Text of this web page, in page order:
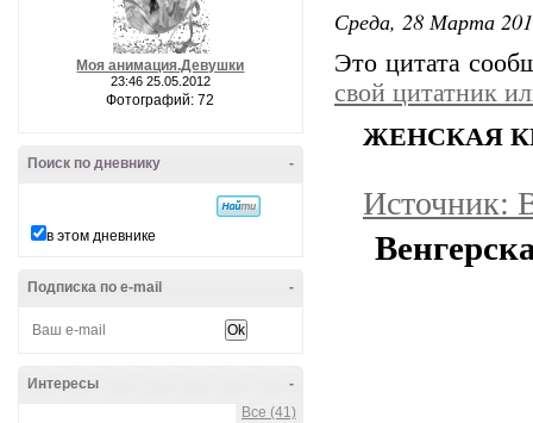
Моя анимация.Девушки
23:46 25.05.2012
Фотографий: 72
-
Поиск по дневнику
в этом дневнике
-
Подписка по e-mail
-
Интересы
Все (41)
Среда, 28 Марта
Это цитата
свой цитатник
ЖЕНСКАЯ
Источник: